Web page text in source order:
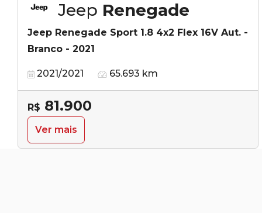
Jeep Renegade
Jeep Renegade Sport 1.8 4x2 Flex 16V Aut. -
Branco - 2021
2021/2021 65.693 km
R$ 81.900
Ver mais